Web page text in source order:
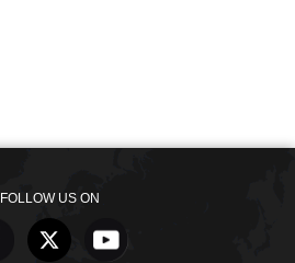
FOLLOW US ON